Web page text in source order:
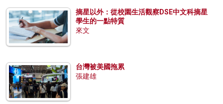
摘星以外：從校園生活觀察DSE中文科摘星
學生的一點特質
來文
台灣被美國拖累
張建雄